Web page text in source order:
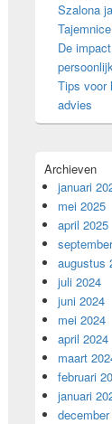
Szalona
De
Tips voor
advies
Archieven
januari
mei 2025
april 2025
augustus
juli 2024
juni 2024
mei 2024
april 2024
maart
februari
januari